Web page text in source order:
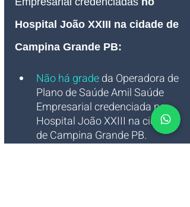
Hospital João XXIII na cidade de
Campina Grande PB:
Não há grade da Operadora de
Plano de Saúde Amil Saúde
Empresarial credenciada no
Hospital João XXIII na cidade
de Campina Grande PB.